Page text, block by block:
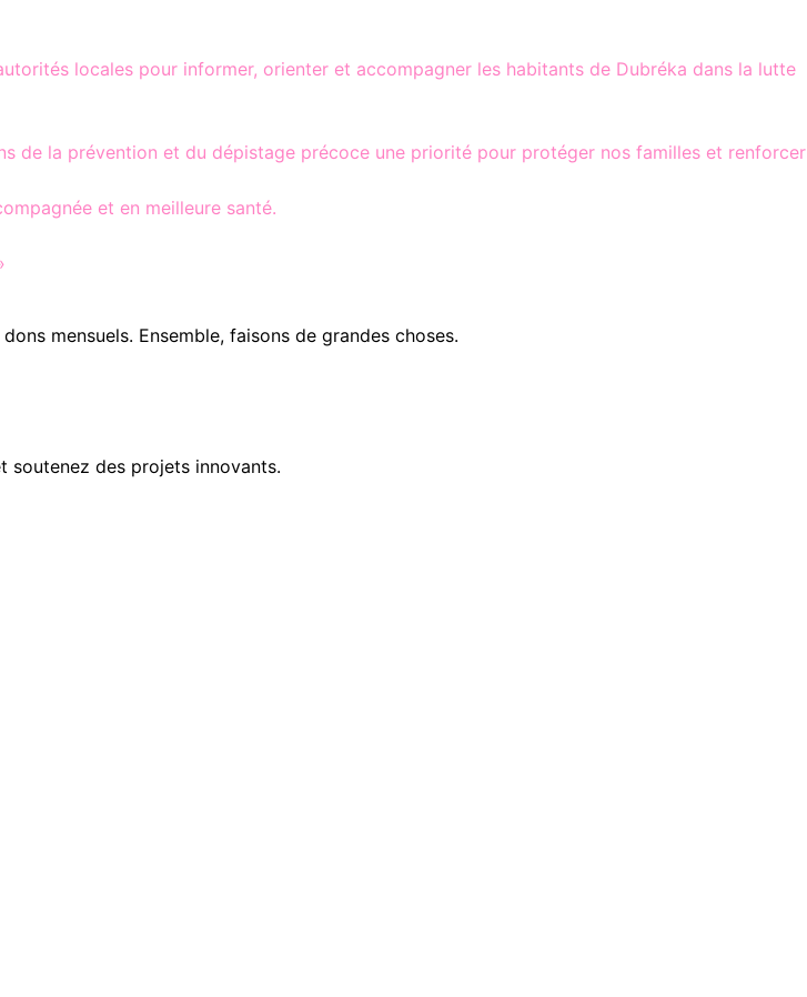
locales pour informer, orienter et accompagner les habitants de Dubréka dans la lutte
de la prévention et du dépistage précoce une priorité pour protéger nos familles et renforcer
et en meilleure santé.
mensuels. Ensemble, faisons de grandes choses.
soutenez des projets innovants.